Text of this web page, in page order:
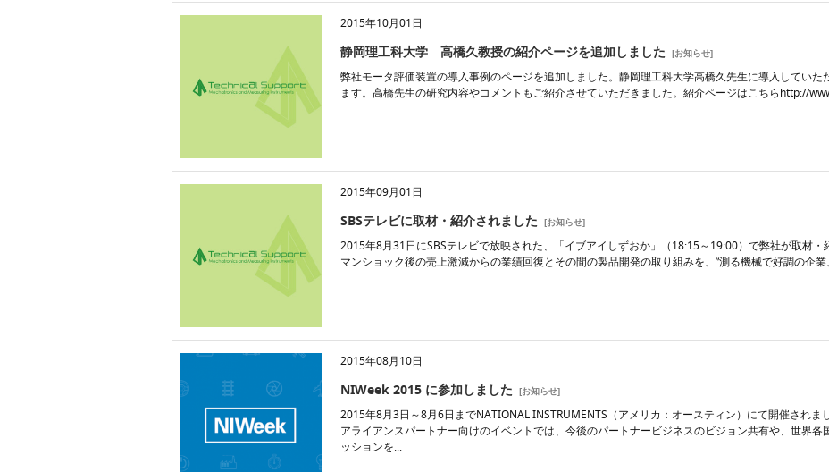
2015年10月01日
静岡理工科大学 高橋久教授の紹介ページを追加しました [お知らせ]
弊社モータ評価装置の導入事例のページを追加しました。静岡理工科大学高橋久先生に導入してい
ます。高橋先生の研究内容やコメントもご紹介させていただきました。紹介ページはこちらhttp://
2015年09月01日
SBSテレビに取材・紹介されました [お知らせ]
2015年8月31日にSBSテレビで放映された、「イブアイしずおか」（18:15～19:00）で弊社が取材
マンショック後の売上激減からの業績回復とその間の製品開発の取り組みを、”測る機械で好調の企
2015年08月10日
NIWeek 2015 に参加しました [お知らせ]
2015年8月3日～8月6日までNATIONAL INSTRUMENTS（アメリカ：オースティン）にて開催されま
アライアンスパートナー向けのイベントでは、今後のパートナービジネスのビジョン共有や、世界各
ッションを...